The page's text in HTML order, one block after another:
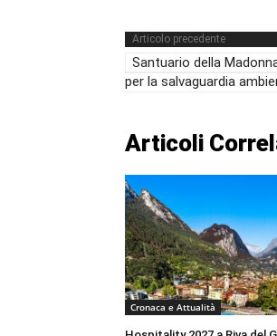
Articolo precedente
Santuario della
per la salvaguardia
Articoli
Cronaca e Attualità